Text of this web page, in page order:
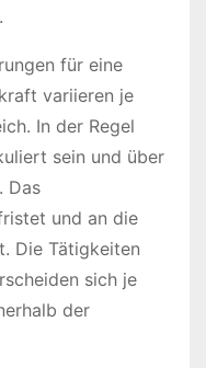
für eine
variieren je
In der Regel
sein und über
Das
und an die
Die Tätigkeiten
sich je
der